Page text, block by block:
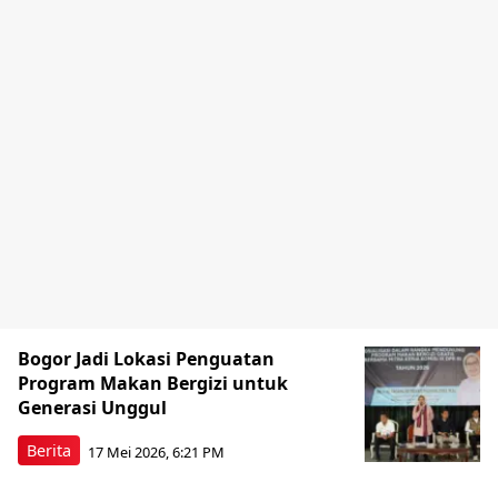
Berita
Bogor Jadi Lokasi Penguatan
Program Makan Bergizi untuk
Generasi Unggul
17 Mei 2026, 6:21 PM